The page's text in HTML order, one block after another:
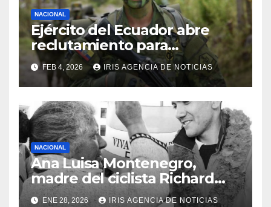
NACIONAL
Ejército del Ecuador abre
reclutamiento para
bachilleres a partir de este
viernes 6 de febrero
FEB 4, 2026 IRIS AGENCIA DE NOTICIAS
NACIONAL
Ana Luisa Montenegro,
madre del ciclista Richard
Carapaz falleció en Tulcán, a
ENE 28, 2026 IRIS AGENCIA DE NOTICIAS